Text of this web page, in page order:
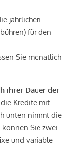
jährlichen
für den
Sie monatlich
ihrer Dauer der
Kredite mit
unten nimmt die
können Sie zwei
und variable